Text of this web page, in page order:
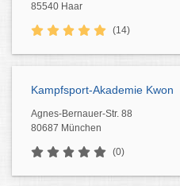
85540 Haar
(14)
Kampfsport-Akademie Kwon
Agnes-Bernauer-Str. 88
80687 München
(0)